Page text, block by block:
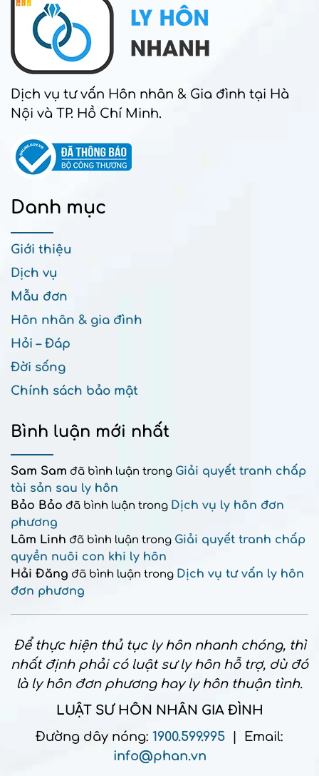
Dịch vụ tư vấn Hôn nhân & Gia đình tại Hà
Nội và TP. Hồ Chí Minh.
Danh mục
Giới thiệu
Dịch vụ
Mẫu đơn
Hôn nhân & gia đình
Hỏi – Đáp
Đời sống
Chính sách bảo mật
Bình luận mới nhất
Sam Sam đã bình luận trong Giải quyết tranh chấp
tài sản sau ly hôn
Bảo Bảo đã bình luận trong Dịch vụ ly hôn đơn
phương
Lâm Linh đã bình luận trong Giải quyết tranh chấp
quyền nuôi con khi ly hôn
Hải Đăng đã bình luận trong Dịch vụ tư vấn ly hôn
đơn phương
Để thực hiện thủ tục ly hôn nhanh chóng, thì
nhất định phải có luật sư ly hôn hỗ trợ, dù đó
là ly hôn đơn phương hay ly hôn thuận tình.
LUẬT SƯ HÔN NHÂN GIA ĐÌNH
Đường dây nóng: 1900.599.995 | Email:
info@phan.vn